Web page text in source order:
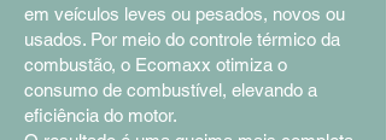
em veículos leves ou pesados, novos ou
usados. Por meio do controle térmico da
combustão, o Ecomaxx otimiza o
consumo de combustível, elevando a
eficiência do motor.